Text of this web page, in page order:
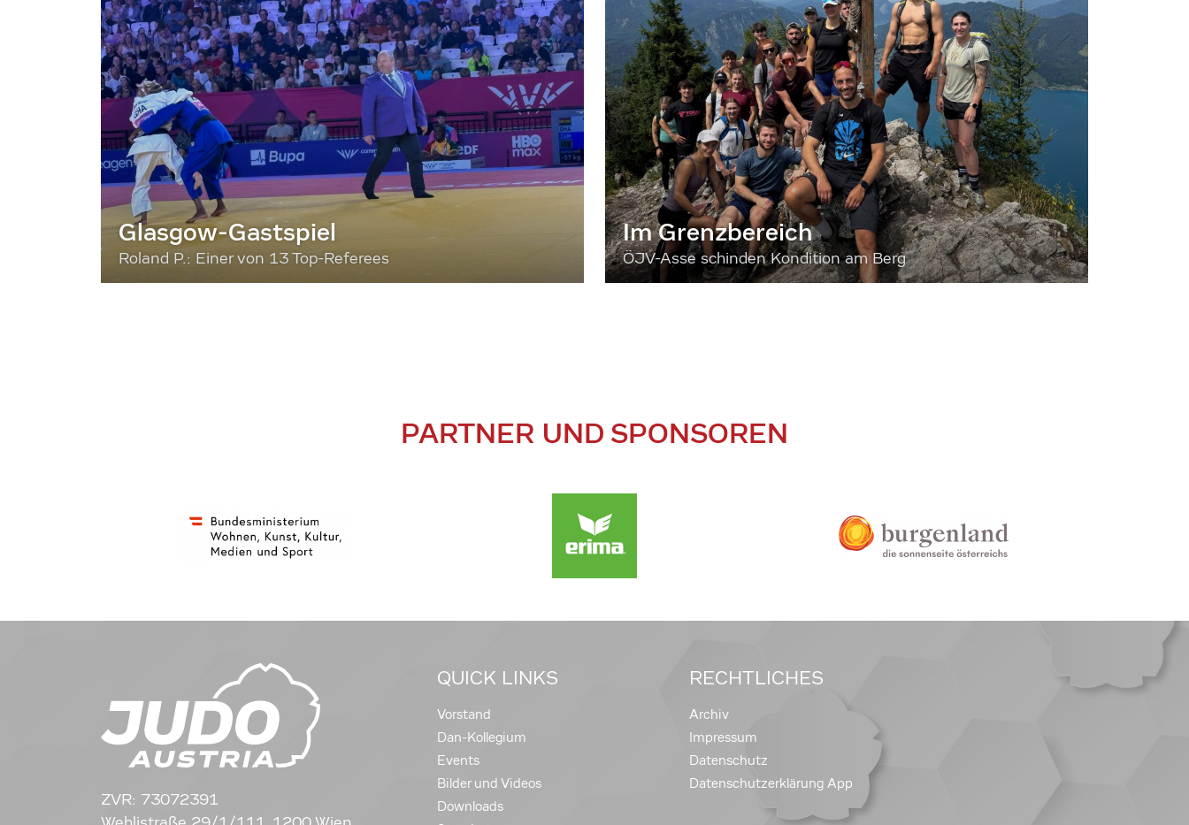
Glasgow-Gastspiel
Roland P.: Einer von 13 Top-Referees
Im Grenzbereich
ÖJV-Asse schinden Kondition am Berg
PARTNER UND SPONSOREN
ZVR: 73072391
QUICK LINKS
Vorstand
Dan-Kollegium
Events
Bilder und Videos
Downloads
RECHTLICHES
Archiv
Impressum
Datenschutz
Datenschutzerklärung App